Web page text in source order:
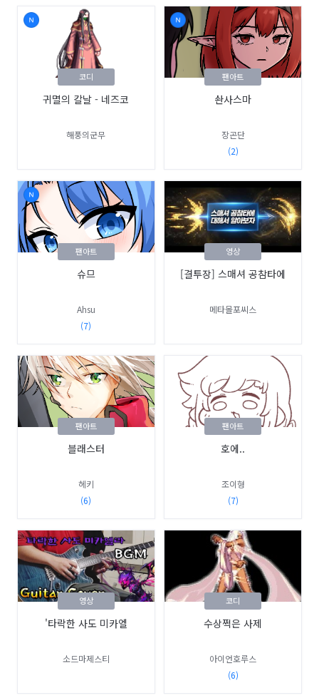
귀멸의 칼날 - 네즈코
해풍의군무
코디
솬사스마
장곤단
(2)
팬아트
슈므
Ahsu
(7)
팬아트
[결투장] 스매셔 공참타에
메타몰포씨스
영상
블래스터
헤키
(6)
팬아트
호에..
조이형
(7)
팬아트
'타락한 사도 미카엘
소드마제스티
영상
수상쩍은 사제
아이언호루스
(6)
코디